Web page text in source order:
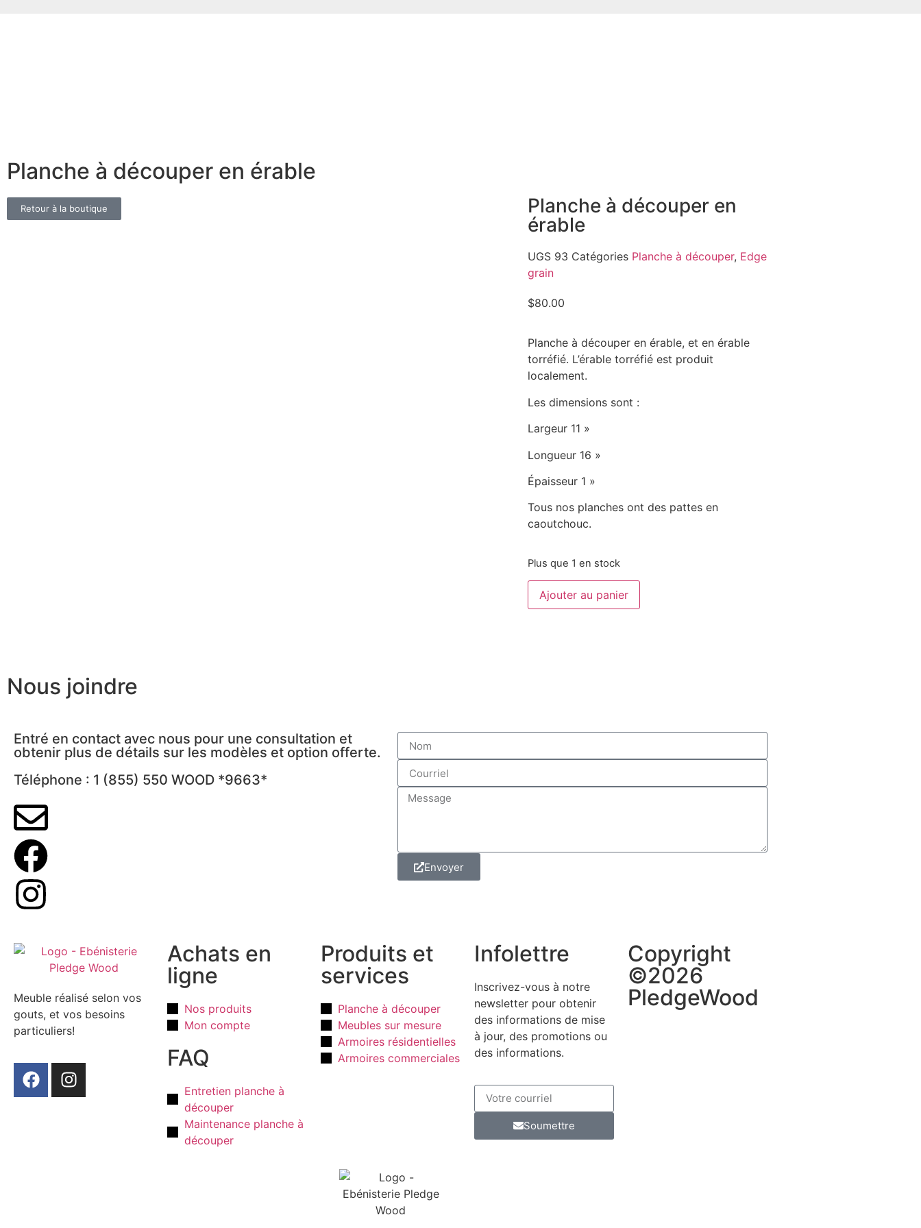
Planche à découper en érable
Retour à la boutique
Planche à découper en
érable
UGS 93 Catégories Planche à découper, Edge
grain
$80.00
Planche à découper en érable, et en érable
torréfié. L’érable torréfié est produit
localement.
Les dimensions sont :
Largeur 11 »
Longueur 16 »
Épaisseur 1 »
Tous nos planches ont des pattes en
caoutchouc.
Plus que 1 en stock
Ajouter au panier
Nous joindre
Entré en contact avec nous pour une consultation et
obtenir plus de détails sur les modèles et option offerte.
Téléphone : 1 (855) 550 WOOD *9663*
Envoyer
Meuble réalisé selon vos
gouts, et vos besoins
particuliers!
Achats en
ligne
Nos produits
Mon compte
FAQ
Entretien planche à
découper
Maintenance planche à
découper
Produits et
services
Planche à découper
Meubles sur mesure
Armoires résidentielles
Armoires commerciales
Infolettre
Inscrivez-vous à notre
newsletter pour obtenir
des informations de mise
à jour, des promotions ou
des informations.
Soumettre
Copyright
©2026
PledgeWood